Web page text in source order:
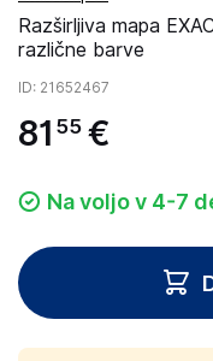
Razširljiva mapa
različne barve
ID: 21652467
81 55 €
Na voljo v 4-7